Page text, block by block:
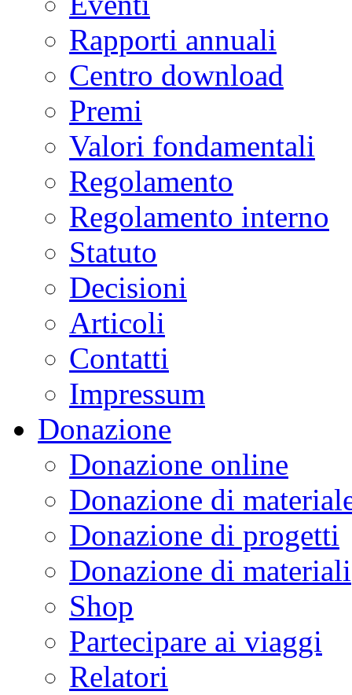
Rapporti annuali
Centro download
Premi
Valori fondamentali
Regolamento
Regolamento interno
Statuto
Decisioni
Articoli
Contatti
Impressum
Donazione
Donazione online
Donazione di
Donazione di progetti
Donazione di materiali
Shop
Partecipare ai viaggi
Relatori